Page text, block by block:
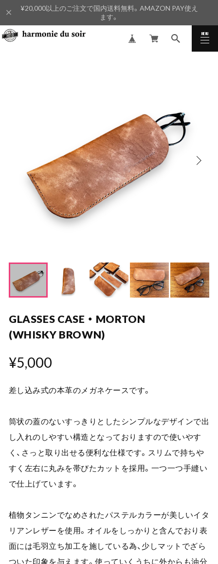
¥20,000以上のご注文で国内送料無料。AMAZON PAY使え
ます。
MENU
CLOSE
GLASSES CASE ・ MORTON
(WHISKY BROWN)
¥5,000
差し込み式の本革のメガネケースです。
筒状の蓋のないすっきりとしたシンプルなデザインで出
し入れのしやすい構造となっておりますので使いやす
く、さっと取り出せる便利な仕様です。スリムで持ちや
すく左右に丸みを帯びたカットを採用。一つ一つ手縫い
で仕上げています。
植物タンニンでなめされたパステルカラーが美しいイタ
リアンレザーを使用。オイルをしっかりと含んでおり表
面には毛羽立ち加工を施している為、少しマットでざら
ついた印象を与えます。使っていくうちに外からも油分